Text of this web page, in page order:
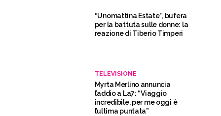
“Unomattina Estate”, bufera
per la battuta sulle donne: la
reazione di Tiberio Timperi
TELEVISIONE
Myrta Merlino annuncia
l’addio a La7: “Viaggio
incredibile, per me oggi è
l’ultima puntata”